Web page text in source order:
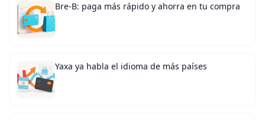
Bre-B: paga más rápido y ahorra en tu compra
Yaxa ya habla el idioma de más países